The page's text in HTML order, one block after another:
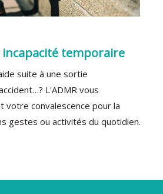
temporaire
suite à une sortie
L'ADMR vous
votre convalescence pour la
gestes ou activités du quotidien.